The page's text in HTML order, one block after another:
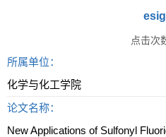
点击次
所属单位：
化学与化工学院
论文名称：
New Applications of Sulfonyl